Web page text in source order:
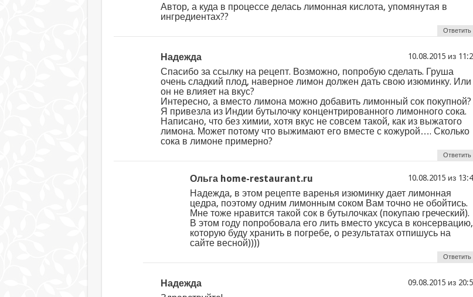
Автор, а куда в процессе делась лимонная кислота, упомянутая в
ингредиентах??
Ответить
Надежда из
Спасибо за ссылку на рецепт. Возможно, попробую сделать. Груша
очень сладкий плод, наверное лимон должен дать свою изюминку. Или
он не влияет на вкус?
Интересно, а вместо лимона можно добавить лимонный сок покупной?
Я привезла из Индии бутылочку концентрированного лимонного сока.
Написано, что без химии, хотя вкус не совсем такой, как из выжатого
лимона. Может потому что выжимают его вместе с кожурой…. Сколько
сока в лимоне примерно?
Ответить
Ольга home-restaurant.ru из
Надежда, в этом рецепте варенья изюминку дает лимонная
цедра, поэтому одним лимонным соком Вам точно не обойтись.
Мне тоже нравится такой сок в бутылочках (покупаю греческий).
В этом году попробовала его лить вместо уксуса в консервацию,
которую буду хранить в погребе, о результатах отпишусь на
сайте весной))))
Ответить
Надежда из